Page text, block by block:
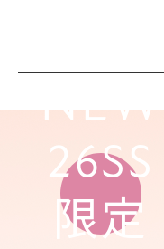
NEW
26SS
限定